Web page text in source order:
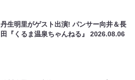
丹生明里がゲスト出演! パンサー向井＆長
田『くるま温泉ちゃんねる』2026.08.06